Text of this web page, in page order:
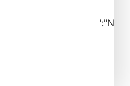
data-page="1"
start="1" data-